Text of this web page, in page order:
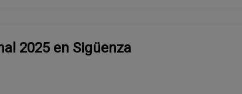
2025 en Sigüenza